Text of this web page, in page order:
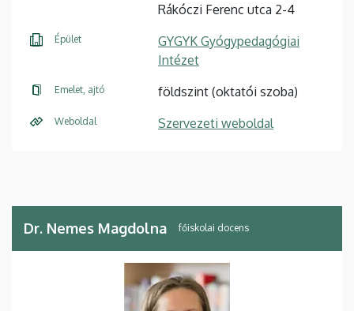
Rákóczi Ferenc utca 2-4
Épület
GYGYK Gyógypedagógiai
Intézet
Emelet, ajtó földszint (oktatói szoba)
Weboldal Szervezeti weboldal
Dr. Nemes Magdolna főiskolai docens